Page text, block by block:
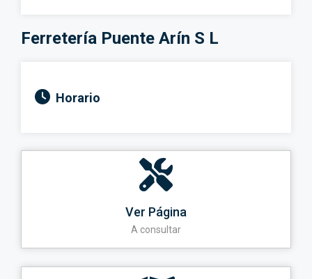
Ferretería Puente Arín S L
Horario
Ver Página
A consultar